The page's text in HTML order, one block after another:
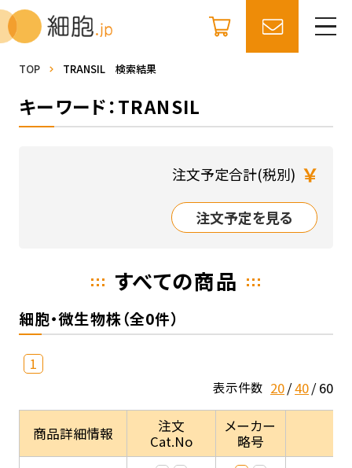
TOP TRANSIL 検索結果
キーワード：TRANSIL
注文予定合計(税別) ￥
注文予定を見る
すべての商品
細胞・微生物株（全0件）
1
表示件数 20 40 60
商品詳細情報
注文
Cat.No
メーカー
略号